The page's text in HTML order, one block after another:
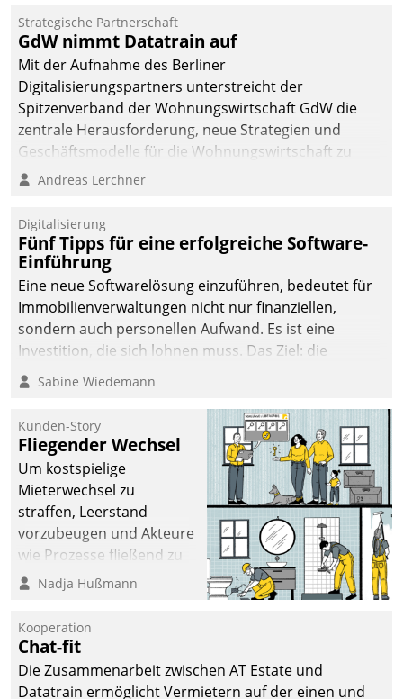
kommunale Wohnungsbauunternehmen daher
gemeinsam mit der Berliner Datatrain GmbH den
Teilprozess der Objektsanierung digitalisiert.
Strategische Partnerschaft
GdW nimmt Datatrain auf
Mit der Aufnahme des Berliner
Digitalisierungspartners unterstreicht der
Spitzenverband der Wohnungswirtschaft GdW die
zentrale Herausforderung, neue Strategien und
Geschäftsmodelle für die Wohnungswirtschaft zu
entwickeln.
Andreas Lerchner
Digitalisierung
Fünf Tipps für eine erfolgreiche Software-
Einführung
Eine neue Softwarelösung einzuführen, bedeutet für
Immobilienverwaltungen nicht nur finanziellen,
sondern auch personellen Aufwand. Es ist eine
Investition, die sich lohnen muss. Das Ziel: die
nachhaltige Optimierung der Geschäftsabläufe. Damit
dieses Ziel erreicht wird, sollten einige Grundregeln
Sabine Wiedemann
Kunden-Story
Fliegender Wechsel
Um kostspielige
Mieterwechsel zu
straffen, Leerstand
vorzubeugen und Akteure
wie Prozesse fließend zu
vernetzen, nutzt die
Jahresbeginn eine
Überblick, Einsicht und
Eingriff bietende Lösung.
Zur Entwicklung setzte
Nadja Hußmann
Kooperation
Chat-fit
Die Zusammenarbeit zwischen AT Estate und
Datatrain ermöglicht Vermietern auf der einen und